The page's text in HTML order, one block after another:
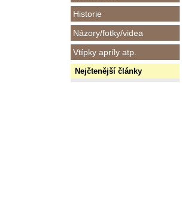
Historie
Názory/fotky/videa
Vtípky apríly atp.
Nejčtenější články